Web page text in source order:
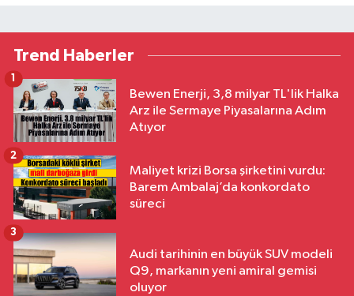
Trend Haberler
Bewen Enerji, 3,8 milyar TL'lik Halka
Arz ile Sermaye Piyasalarına Adım
Atıyor
1
Maliyet krizi Borsa şirketini vurdu:
Barem Ambalaj’da konkordato
süreci
2
Audi tarihinin en büyük SUV modeli
Q9, markanın yeni amiral gemisi
oluyor
3